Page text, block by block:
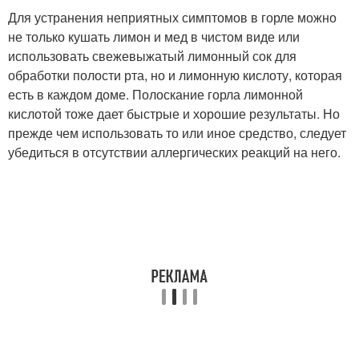
Для устранения неприятных симптомов в горле можно
не только кушать лимон и мед в чистом виде или
использовать свежевыжатый лимонный сок для
обработки полости рта, но и лимонную кислоту, которая
есть в каждом доме. Полоскание горла лимонной
кислотой тоже дает быстрые и хорошие результаты. Но
прежде чем использовать то или иное средство, следует
убедиться в отсутствии аллергических реакций на него.